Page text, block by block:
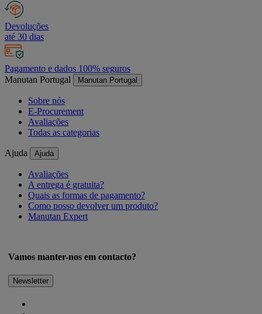
Devoluções
até 30 dias
Pagamento e dados 100% seguros
Manutan Portugal
Manutan Portugal
Sobre nós
E-Procurement
Avaliações
Todas as categorias
Ajuda Ajuda
Avaliações
A entrega é gratuita?
Quais as formas de pagamento?
Como posso devolver um produto?
Manutan Expert
Vamos manter-nos em contacto?
Newsletter